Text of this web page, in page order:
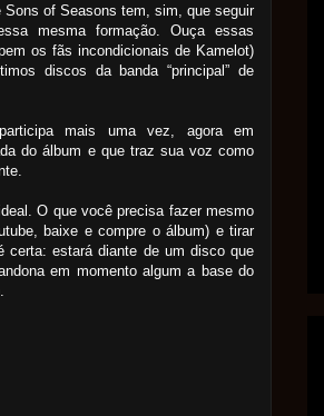
Sons of Seasons tem, sim, que seguir
mesma formação. Ouça essas
os fãs incondicionais de Kamelot)
discos da banda “principal” de
mais uma vez, agora em
do álbum e que traz sua voz como
O que você precisa fazer mesmo
baixe e compre o álbum) e tirar
estará diante de um disco que
em momento algum a base do